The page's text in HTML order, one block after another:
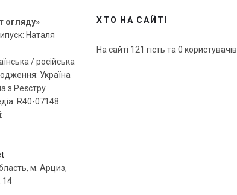
огляду»
Наталя
/ російська
Україна
з Реєстру
R40-07148
м. Арциз,
14
ХТО НА САЙТІ
На сайті 121 гість та 0 користувачів